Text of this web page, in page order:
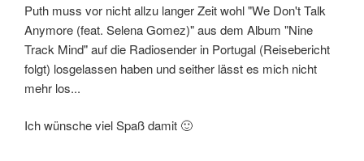
Puth muss vor nicht allzu langer Zeit wohl "We Don't Talk
Anymore (feat. Selena Gomez)" aus dem Album "Nine
Track Mind" auf die Radiosender in Portugal (Reisebericht
folgt) losgelassen haben und seither lässt es mich nicht
mehr los...
Ich wünsche viel Spaß damit 🙂